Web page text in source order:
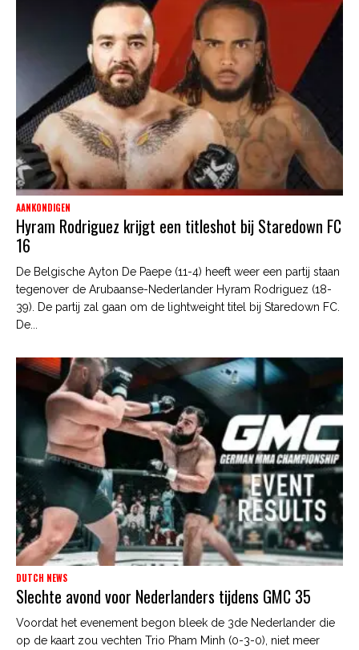
AANKONDIGEN
Hyram Rodriguez krijgt een titleshot bij Staredown FC
16
De Belgische Ayton De Paepe (11-4) heeft weer een partij staan
tegenover de Arubaanse-Nederlander Hyram Rodriguez (18-
39). De partij zal gaan om de lightweight titel bij Staredown FC.
De...
DUTCH NEWS
Slechte avond voor Nederlanders tijdens GMC 35
Voordat het evenement begon bleek de 3de Nederlander die
op de kaart zou vechten Trio Pham Minh (0-3-0), niet meer